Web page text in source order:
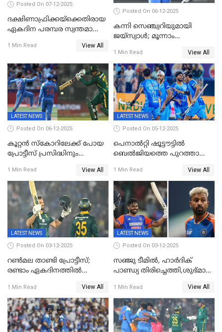
Posted On 07-12-2025
ദക്ഷിണാഫ്രിക്കയ്‌ക്കെതിരായ
ഏകദിന പരമ്പര സ്വന്തമാക്കി
1 Min Read View All
Posted On 06-12-2025
കന്നി സെഞ്ച്വറിയുമായി
ജയ്‌സ്വാൾ; മൂന്നാം
പ്രോട്ടീസിനെതിരെ ജയം,
പരമ്പര
1 Min Read View All
LATEST NEWS
Posted On 06-12-2025
കൂറ്റൻ സ്കോറിലേക്ക് പോയ
പ്രോട്ടീസ് പ്രസിദ്ധിനും
അടിതെറ്റി, ഇന്ത്യക്ക് 271
റണ്‍സ് വിജയലക്ഷ്യം
1 Min Read View All
LATEST NEWS
Posted On 05-12-2025
പെനാൽറ്റി ഷൂട്ടൗട്ടിൽ
ബെൽജിയത്തെ പുറത്താക്കി;
ലോകകപ്പിൽ ഇന്ത്യ
സെമിയിൽ
1 Min Read View All
LATEST NEWS
Posted On 03-12-2025
റണ്‍മല താണ്ടി പ്രോട്ടീസ്;
രണ്ടാം ഏകദിനത്തില്‍
ഒപ്പത്തിനൊപ്പം
1 Min Read View All
LATEST NEWS
Posted On 03-12-2025
സഞ്ജു ടീമില്‍, ഹാര്‍ദിക്
പാണ്ഡ്യ തിരിച്ചെത്തി,​ശുഭ്മാൻ
ഇല്ല;
ദക്ഷിണാഫ്രിക്കയ്‌ക്കെതിരായ
ടി20 പരമ്പരയ്ക്കുള്ള ഇന്ത്യന്‍
ടീമിനെ പ്രഖ്യാപിച്ചു
1 Min Read View All